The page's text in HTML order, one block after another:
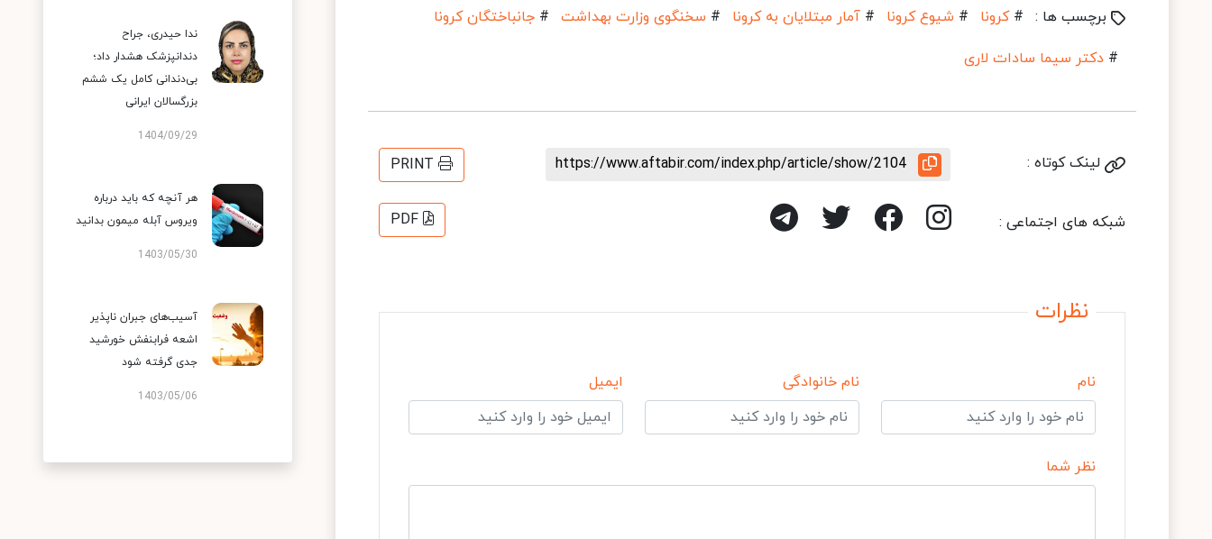
برچسب ها : # کرونا # شیوع کرونا # آمار مبتلایان به کرونا # سخنگوی وزارت بهداشت # جانباختگان کرونا
# دکتر سیما سادات لاری
لینک کوتاه : https://www.aftabir.com/index.php/article/show/2104
PRINT
شبکه های اجتماعی : PDF
نظرات
نام نام خانوادگی ایمیل
نظر شما
ندا حیدری، جراح
دندانپزشک هشدار داد؛
بی‌دندانی کامل یک ششم
بزرگسالان ایرانی
1404/09/29
هر آنچه که باید درباره
ویروس آبله میمون بدانید
1403/05/30
آسیب‌های جبران ناپذیر
اشعه فرابنفش خورشید
جدی گرفته شود
1403/05/06